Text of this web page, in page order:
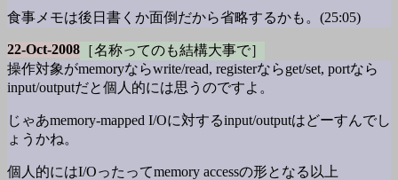
食事メモは後日書くか面倒だから省略するかも。(25:05)
22-Oct-2008 ［名称ってのも結構大事で］
操作対象がmemoryならwrite/read, registerならget/set, portなら
input/outputだと個人的には思うのですよ。
じゃあmemory-mapped I/Oに対するinput/outputはどーすんでし
ょうかね。
個人的にはI/Oったってmemory accessの形となる以上